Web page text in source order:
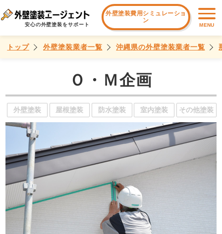
安心の外壁塗装をサポート
外壁塗装費用シミュレーショ
ン
MENU
トップ 外壁塗装業者一覧 沖縄県の外壁塗装業者一覧
Ｏ・Ｍ企画
外壁塗装 屋根塗装 防水塗装 室内塗装 その他塗装